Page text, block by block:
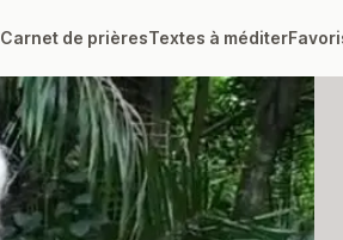
Carnet de prièresTextes à méditer